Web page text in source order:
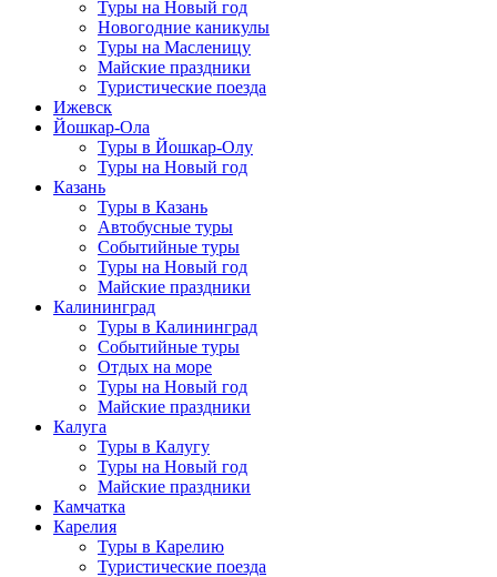
Туры на Новый год
Новогодние каникулы
Туры на Масленицу
Майские праздники
Туристические поезда
Ижевск
Йошкар-Ола
Туры в Йошкар-Олу
Туры на Новый год
Казань
Туры в Казань
Автобусные туры
Событийные туры
Туры на Новый год
Майские праздники
Калининград
Туры в Калининград
Событийные туры
Отдых на море
Туры на Новый год
Майские праздники
Калуга
Туры в Калугу
Туры на Новый год
Майские праздники
Камчатка
Карелия
Туры в Карелию
Туристические поезда